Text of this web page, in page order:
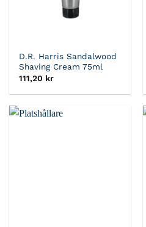
D.R. Harris Sandalwood
Shaving Cream 75ml
111,20 kr